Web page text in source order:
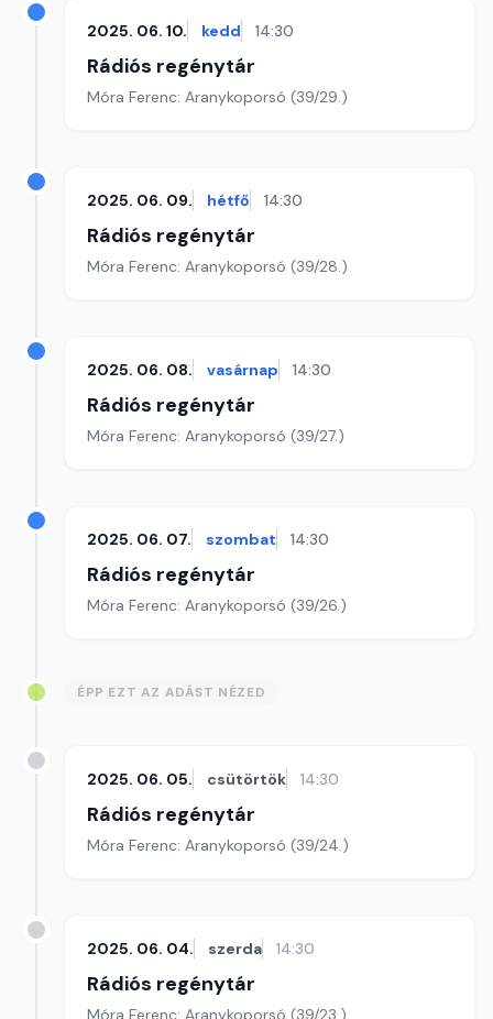
2025. 06. 10. kedd 14:30
Rádiós regénytár
Móra Ferenc: Aranykoporsó (39/29.)
2025. 06. 09. hétfő 14:30
Rádiós regénytár
Móra Ferenc: Aranykoporsó (39/28.)
2025. 06. 08. vasárnap 14:30
Rádiós regénytár
Móra Ferenc: Aranykoporsó (39/27.)
2025. 06. 07. szombat 14:30
Rádiós regénytár
Móra Ferenc: Aranykoporsó (39/26.)
ÉPP EZT AZ ADÁST NÉZED
2025. 06. 05. csütörtök 14:30
Rádiós regénytár
Móra Ferenc: Aranykoporsó (39/24.)
2025. 06. 04. szerda 14:30
Rádiós regénytár
Móra Ferenc: Aranykoporsó (39/23.)